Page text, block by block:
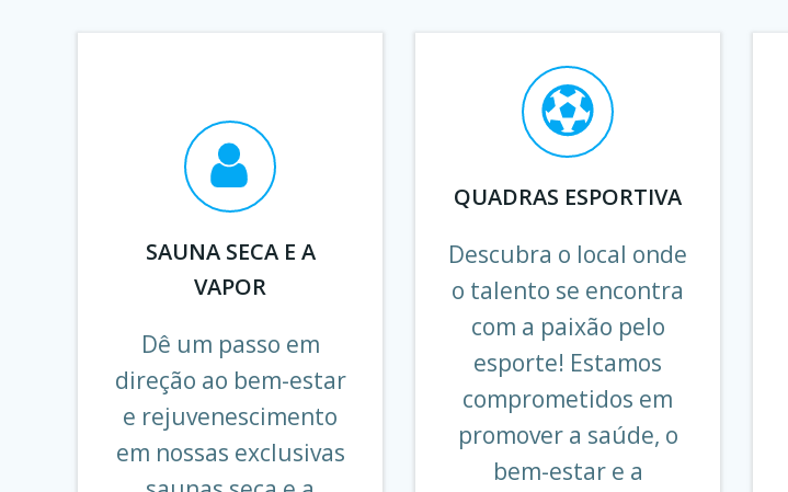
SAUNA SECA E A
VAPOR
Dê um passo em
direção ao bem-estar
e rejuvenescimento
em nossas exclusivas
QUADRAS ESPORTIVA
Descubra o local onde
o talento se encontra
com a paixão pelo
esporte! Estamos
comprometidos em
promover a saúde, o
bem-estar e a